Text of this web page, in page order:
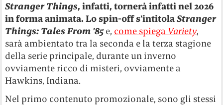
Stranger Things, infatti, tornerà infatti nel 2026
in forma animata. Lo spin-off s’intitolaStranger
Things: Tales From ’85e, come spiega Variety,
sarà ambientato tra la seconda e la terza stagione
della serie principale, durante un inverno
ovviamente ricco di misteri, ovviamente a
Hawkins, Indiana.
Nel primo contenuto promozionale, sono gli stessi